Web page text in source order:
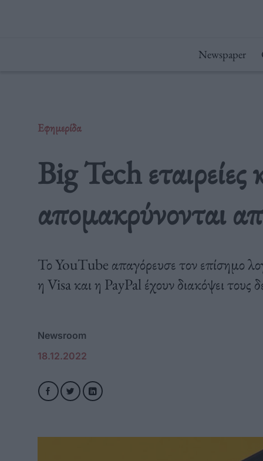
Newspaper
Εφημερίδα
Big Tech εταιρείες
απομακρύνονται
Το YouTube απαγόρευσε τον επίσημο
η Visa και η PayPal έχουν διακόψει τους
Newsroom
18.12.2022